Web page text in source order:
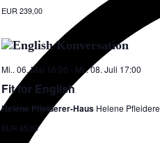
EUR 239,00
Mi.. 06. Mai 16:00 - Mi.. 08. Juli 17:00
Fit for English
Helene Pfleiderer-Haus Helene
EUR 85,00